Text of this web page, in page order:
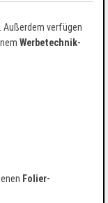
Außerdem verfügen
Werbetechnik-
Folier-